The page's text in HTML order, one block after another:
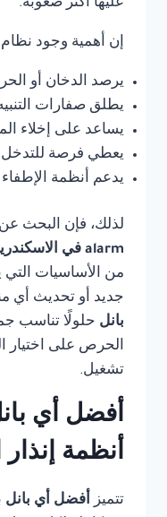
عليها أكثر صعوبة.
إن أهمية وجود
يرصد الدخان أو
يطلق صفارات
يساعد على إخلاء
يعطي فرصة للتدخل
يدعم أنظمة
لذلك، فإن البحث عن
alarm في الاسكندرية
من الأساسيات التي
جديد أو تحديث أي
بانل حلولًا تناسب
الحرص على اختيار
تشغيل.
أفضل أي
أنظمة
تتميز أفضل أي بانل